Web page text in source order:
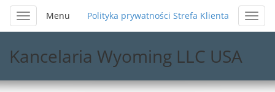
Menu Polityka prywatności Strefa Klienta
Kancelaria Wyoming LLC USA